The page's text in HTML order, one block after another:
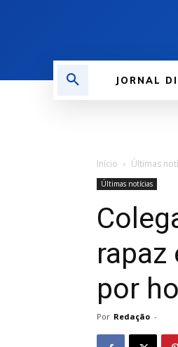
JORNAL
Início Últimas
Últimas notícias
por
Por Redação -